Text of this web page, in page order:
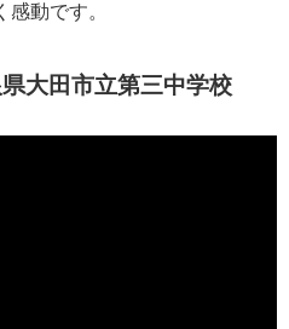
動です。
大田市立第三中学校